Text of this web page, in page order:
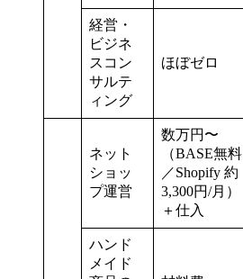
経営・
ビジネ
スコン
サルテ
ィング
ほぼゼロ
ネット
ショッ
プ運営
数万円〜
（BASE無料
／Shopify 約
3,300円/月）
＋仕入
ハンド
メイド